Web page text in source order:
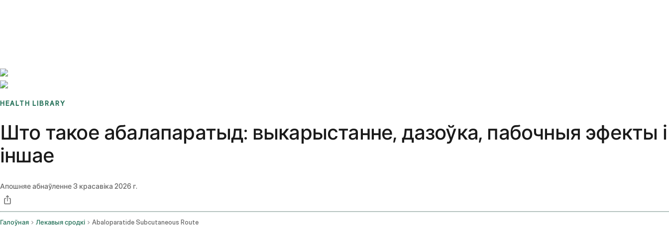
HEALTH LIBRARY
Што такое абалапаратыд: выкарыстанне, дазоўка, пабочныя эфекты і
іншае
Апошняе абнаўленне3 красавіка 2026 г.
Галоўная Лекавыя сродкі Abaloparatide Subcutaneous Route